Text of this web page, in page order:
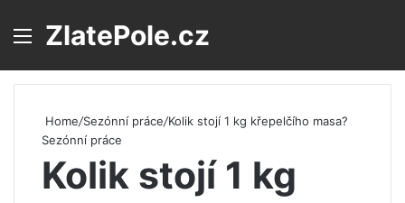
Menu
ZlatePole.cz
Home/Sezónní práce/Kolik stojí 1 kg křepelčího masa?
Sezónní práce
Kolik stojí 1 kg